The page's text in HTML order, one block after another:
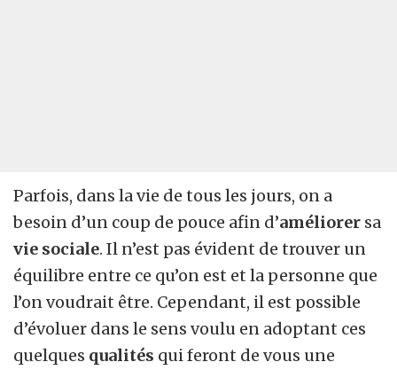
Parfois, dans la vie de tous les jours, on a
besoin d’un coup de pouce afin d’améliorer sa
vie sociale. Il n’est pas évident de trouver un
équilibre entre ce qu’on est et la personne que
l’on voudrait être. Cependant, il est possible
d’évoluer dans le sens voulu en adoptant ces
quelques qualités qui feront de vous une